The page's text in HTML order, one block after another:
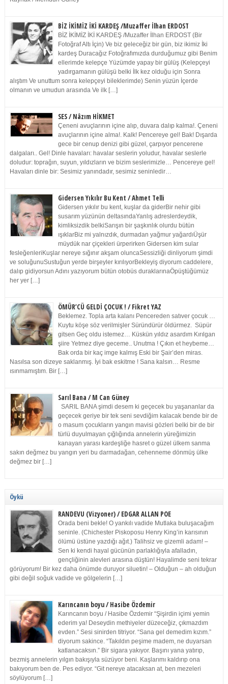
BİZ İKİMİZ İKİ KARDEŞ /Muzaffer İlhan ERDOST
BİZ İKİMİZ İKİ KARDEŞ /Muzaffer İlhan ERDOST (Bir
Fotoğraf Altı İçin) Ve biz geleceğiz bir gün, biz ikimiz İki
kardeş Duracağız Fotoğrafımızda durduğumuz gibi Benim
ellerimde kelepçe Yüzümde yapay bir gülüş (Kelepçeyi
yadırgamanın gülüşü belki İlk kez olduğu için Sonra
alıştım Ve unuttum sonra kelepçeyi bileklerimde) Senin yüzün İçerde
olmanın ve umudun arasında Ve ilk […]
SES / Nâzım HİKMET
Çeneni avuçlarının içine alıp, duvara dalıp kalma!. Çeneni
avuçlarının içine alma!. Kalk! Pencereye gel! Bak! Dışarda
gece bir cenup denizi gibi güzel, çarpıyor pencerene
dalgaları.. Gel! Dinle havaları: havalar seslerin yoludur, havalar seslerle
doludur: toprağın, suyun, yıldızların ve bizim seslerimizle… Pencereye gel!
Havaları dinle bir: Sesimiz yanındadır, sesimiz seninledir…
Gidersen Yıkılır Bu Kent / Ahmet Telli
Gidersen yıkılır bu kent, kuşlar da giderBir nehir gibi
susarım yüzünün deltasındaYanlış adreslerdeydik,
kimliksizdik belkiSarışın bir şaşkınlık olurdu bütün
ışıklarBiz mi yalnızdık, durmadan yağmur yağardıÜşür
müydük nar çiçekleri ürperirken Gidersen kim sular
fesleğenleriKuşlar nereye sığınır akşam oluncaSessizliği dinliyorum şimdi
ve soluğunuSustuğun yerde birşeyler kırılıyorBekleyiş diyorum caddelere,
dalıp gidiyorsun Adını yazıyorum bütün otobüs duraklarınaÖpüştüğümüz
her yer […]
ÖMÜR’CÜ GELDİ ÇOCUK ! / Fikret YAZ
Beklemez. Topla arta kalanı Pencereden satıver çocuk …
Kuytu köşe söz verilmişler Süründürür öldürmez. Süpür
gitsen Geç oldu istemez… Küskün yıldız asardım Kırılgan
şiire Yetmez diye geceme.. Unutma ! Çıkın et heybeme…
Bak orda bir kaç imge kalmış Eski bir Şair’den miras.
Nasılsa son dizeye saklanmış. İyi bak eskitme ! Sana kalsın… Resme
ısınmamıştım. Bir […]
Sarıl Bana / M Can Güney
SARIL BANA şimdi desem ki geçecek bu yaşananlar da
geçecek geriye bir tek seni sevdiğim kalacak bende bir de
o masum çocukların yangın mavisi gözleri belki bir de bir
türlü duyulmayan çığlığında annelerin yüreğimizin
kanayan yarası kardeşliğe hasret o güzel ülkem sanma
sakın değmez bu yangın yeri bu darmadağan, cehenneme dönmüş ülke
değmez bir […]
Öykü
RANDEVU (Vizyoner) / EDGAR ALLAN POE
Orada beni bekle! O yankılı vadide Mutlaka buluşacağım
seninle. (Chichester Piskoposu Henry King’in karısının
ölümü üstüne yazdığı ağıt.) Talihsiz ve gizemli adam! –
Sen ki kendi hayal gücünün parlaklığıyla afalladın,
gençliğinin alevleri arasına düştün! Hayalimde seni tekrar
görüyorum! Bir kez daha önümde duruyor siluetin! – Olduğun – ah olduğun
gibi değil soğuk vadide ve gölgelerin […]
Karıncanın boyu / Hasibe Özdemir
Karıncanın boyu / Hasibe Özdemir “Şişirdin içimi yemin
ederim ya! Deseydin methiyeler düzeceğiz, çıkmazdım
evden.” Sesi sinirden titriyor. “Sana gel demedim kızım.”
diyorum sakince. “Takıldın peşime madem, ne duyarsan
katlanacaksın.” Bir sigara yakıyor. Başını yana yatırıp,
bezmiş annelerin yılgın bakışıyla süzüyor beni. Kaşlarımı kaldırıp ona
bakıyorum ben de. Pes ediyor. “Git nereye atacaksan at, ben mezeleri
söylüyorum […]